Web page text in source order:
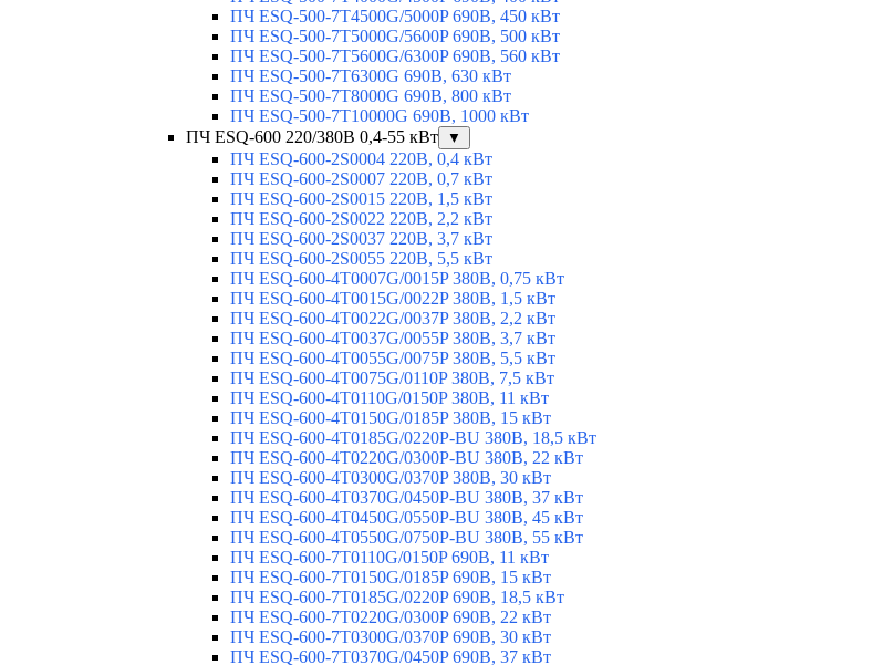
ПЧ ESQ-500-7T4500G/5000P 690В, 450 кВт
ПЧ ESQ-500-7T5000G/5600P 690В, 500 кВт
ПЧ ESQ-500-7T5600G/6300P 690В, 560 кВт
ПЧ ESQ-500-7T6300G 690В, 630 кВт
ПЧ ESQ-500-7T8000G 690В, 800 кВт
ПЧ ESQ-500-7T10000G 690В, 1000 кВт
ПЧ ESQ-600 220/380В 0,4-55 кВт
▼
ПЧ ESQ-600-2S0004 220В, 0,4 кВт
ПЧ ESQ-600-2S0007 220В, 0,7 кВт
ПЧ ESQ-600-2S0015 220В, 1,5 кВт
ПЧ ESQ-600-2S0022 220В, 2,2 кВт
ПЧ ESQ-600-2S0037 220В, 3,7 кВт
ПЧ ESQ-600-2S0055 220В, 5,5 кВт
ПЧ ESQ-600-4T0007G/0015P 380В, 0,75 кВт
ПЧ ESQ-600-4T0015G/0022P 380В, 1,5 кВт
ПЧ ESQ-600-4T0022G/0037P 380В, 2,2 кВт
ПЧ ESQ-600-4T0037G/0055P 380В, 3,7 кВт
ПЧ ESQ-600-4T0055G/0075P 380В, 5,5 кВт
ПЧ ESQ-600-4T0075G/0110P 380В, 7,5 кВт
ПЧ ESQ-600-4T0110G/0150P 380В, 11 кВт
ПЧ ESQ-600-4T0150G/0185P 380В, 15 кВт
ПЧ ESQ-600-4T0185G/0220P-BU 380В, 18,5 кВт
ПЧ ESQ-600-4T0220G/0300P-BU 380В, 22 кВт
ПЧ ESQ-600-4T0300G/0370P 380В, 30 кВт
ПЧ ESQ-600-4T0370G/0450P-BU 380В, 37 кВт
ПЧ ESQ-600-4T0450G/0550P-BU 380В, 45 кВт
ПЧ ESQ-600-4T0550G/0750P-BU 380В, 55 кВт
ПЧ ESQ-600-7T0110G/0150P 690В, 11 кВт
ПЧ ESQ-600-7T0150G/0185P 690В, 15 кВт
ПЧ ESQ-600-7T0185G/0220P 690В, 18,5 кВт
ПЧ ESQ-600-7T0220G/0300P 690В, 22 кВт
ПЧ ESQ-600-7T0300G/0370P 690В, 30 кВт
ПЧ ESQ-600-7T0370G/0450P 690В, 37 кВт